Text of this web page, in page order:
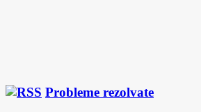
Probleme rezolvate